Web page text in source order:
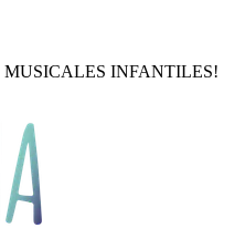
MUSICALES INFANTILES!